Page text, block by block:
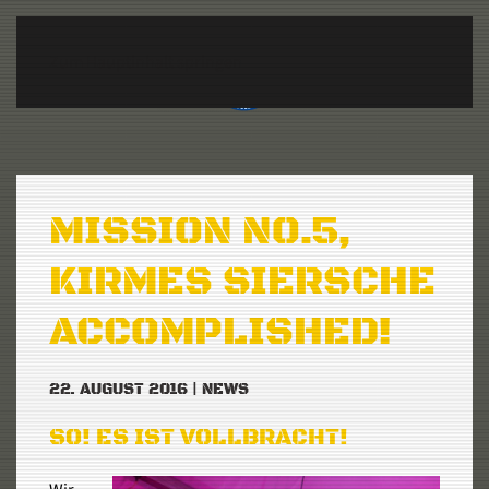
MISSION NO.5,
KIRMES SIERSCHE
ACCOMPLISHED!
22. AUGUST 2016 NEWS
SO! ES IST VOLLBRACHT!